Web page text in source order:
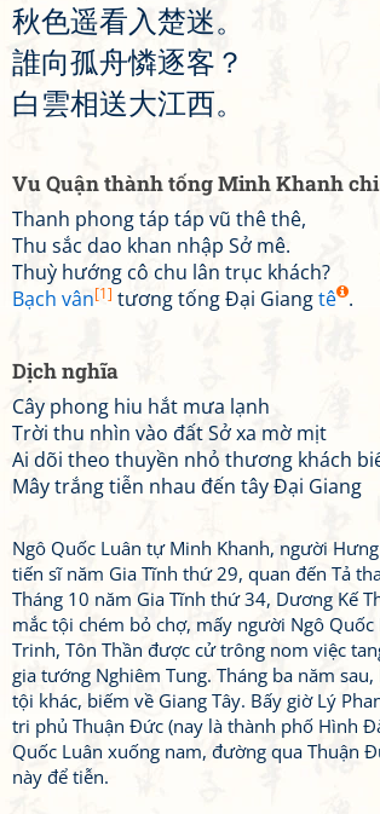
秋色遥看入楚迷。
誰向孤舟憐逐客 ？
白雲相送大江西。
Vu Quận thành tống Minh Khanh
Thanh phong táp táp vũ thê thê,
Thu sắc dao khan nhập Sở mê.
Thuỳ hướng cô chu lân trục khách?
Bạch vân[1] tương tống Đại Giangtê .
Dịch nghĩa
Cây phong hiu hắt mưa lạnh
Trời thu nhìn vào đất Sở xa mờ mịt
Ai dõi theo thuyền nhỏ thương khách
Mây trắng tiễn nhau đến tây Đại Giang
Ngô Quốc Luân tự Minh Khanh, người
tiến sĩ năm Gia Tĩnh thứ 29, quan đến Tả
Tháng 10 năm Gia Tĩnh thứ 34, Dương Kế
mắc tội chém bỏ chợ, mấy người Ngô Quốc
Trinh, Tôn Thần được cử trông nom việc
gia tướng Nghiêm Tung. Tháng ba năm
tội khác, biếm về Giang Tây. Bấy giờ Lý
tri phủ Thuận Đức (nay là thành phố Hình
Quốc Luân xuống nam, đường qua Thuận
này để tiễn.